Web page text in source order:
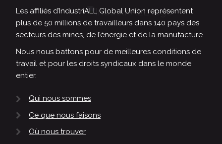
Les affiliés d’IndustriALL Global Union représentent
plus de 50 millions de travailleurs dans 140 pays des
secteurs des mines, de l’énergie et de la manufacture.
Nous nous battons pour de meilleures conditions de
travail et pour les droits syndicaux dans le monde
entier.
Qui nous sommes
Ce que nous faisons
Où nous trouver